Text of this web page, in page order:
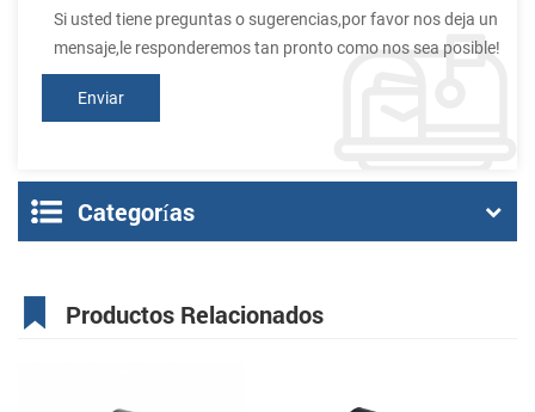
Si usted tiene preguntas o sugerencias,por favor nos deja un
mensaje,le responderemos tan pronto como nos sea posible!
Categorías
Productos Relacionados